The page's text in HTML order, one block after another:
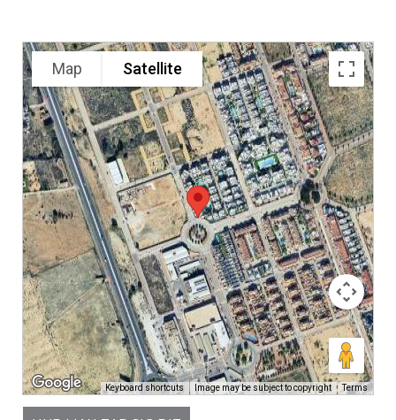
Map Satellite
Keyboard shortcuts Image may be subject to copyright Terms